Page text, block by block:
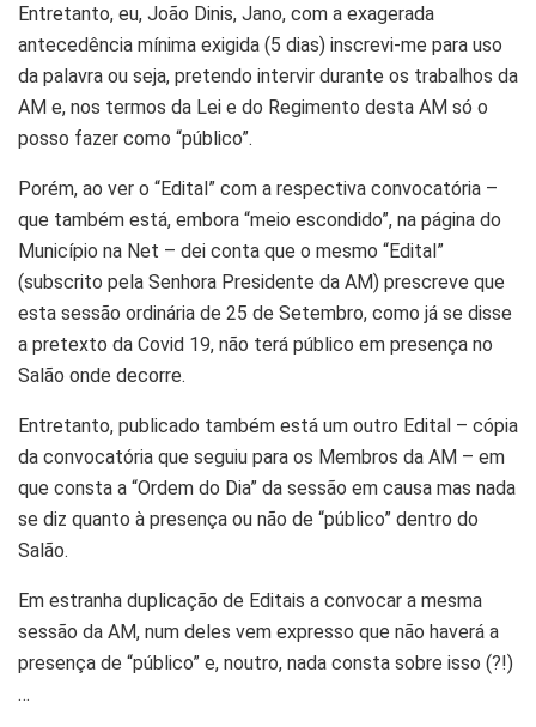
Entretanto, eu, João Dinis, Jano, com a exagerada
antecedência mínima exigida (5 dias) inscrevi-me para uso
da palavra ou seja, pretendo intervir durante os trabalhos da
AM e, nos termos da Lei e do Regimento desta AM só o
posso fazer como “público”.
Porém, ao ver o “Edital” com a respectiva convocatória –
que também está, embora “meio escondido”, na página do
Município na Net – dei conta que o mesmo “Edital”
(subscrito pela Senhora Presidente da AM) prescreve que
esta sessão ordinária de 25 de Setembro, como já se disse
a pretexto da Covid 19, não terá público em presença no
Salão onde decorre.
Entretanto, publicado também está um outro Edital – cópia
da convocatória que seguiu para os Membros da AM – em
que consta a “Ordem do Dia” da sessão em causa mas nada
se diz quanto à presença ou não de “público” dentro do
Salão.
Em estranha duplicação de Editais a convocar a mesma
sessão da AM, num deles vem expresso que não haverá a
presença de “público” e, noutro, nada consta sobre isso (?!)
…